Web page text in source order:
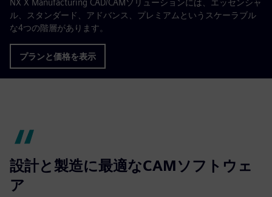
NX X Manufacturing CAD/CAMソリューションには、エッセンシャ
ル、スタンダード、アドバンス、プレミアムというスケーラブル
な4つの階層があります。
プランと価格を表示
設計と製造に最適なCAMソフトウェ
ア